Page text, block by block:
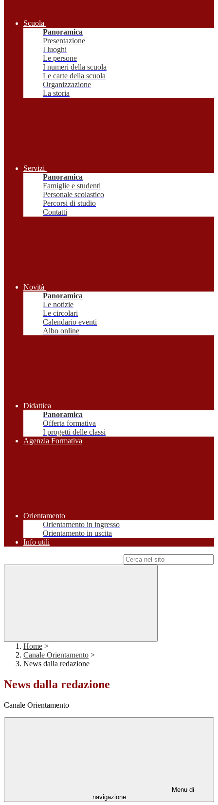
Scuola
Panoramica
Presentazione
I luoghi
Le persone
I numeri della scuola
Le carte della scuola
Organizzazione
La storia
Servizi
Panoramica
Famiglie e studenti
Personale scolastico
Percorsi di studio
Contatti
Novità
Panoramica
Le notizie
Le circolari
Calendario eventi
Albo online
Didattica
Panoramica
Offerta formativa
I progetti delle classi
Agenzia Formativa
Orientamento
Orientamento in ingresso
Orientamento in uscita
Info utili
Home >
Canale Orientamento >
News dalla redazione
News dalla redazione
Canale Orientamento
Menu di
navigazione